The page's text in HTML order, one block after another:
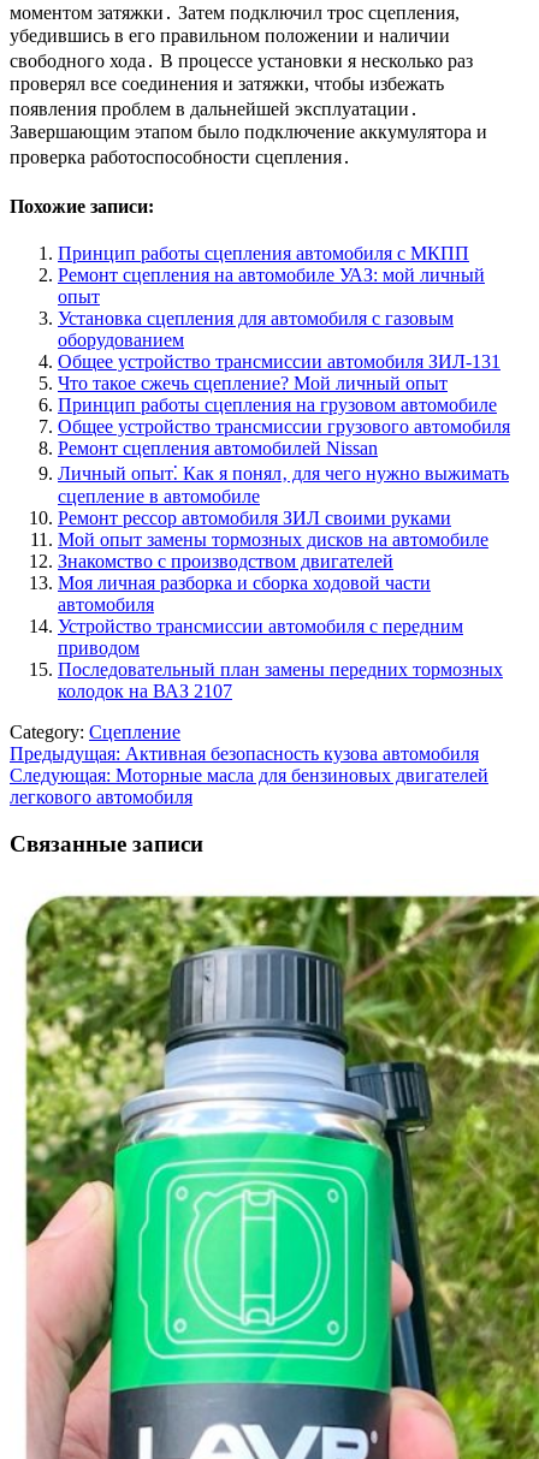
моментом затяжки․ Затем подключил трос сцепления,
убедившись в его правильном положении и наличии
свободного хода․ В процессе установки я несколько раз
проверял все соединения и затяжки, чтобы избежать
появления проблем в дальнейшей эксплуатации․
Завершающим этапом было подключение аккумулятора и
проверка работоспособности сцепления․
Похожие записи:
Принцип работы сцепления автомобиля с МКПП
Ремонт сцепления на автомобиле УАЗ: мой личный
опыт
Установка сцепления для автомобиля с газовым
оборудованием
Общее устройство трансмиссии автомобиля ЗИЛ-131
Что такое сжечь сцепление? Мой личный опыт
Принцип работы сцепления на грузовом автомобиле
Общее устройство трансмиссии грузового автомобиля
Ремонт сцепления автомобилей Nissan
Личный опыт⁚ Как я понял‚ для чего нужно выжимать
сцепление в автомобиле
Ремонт рессор автомобиля ЗИЛ своими руками
Мой опыт замены тормозных дисков на автомобиле
Знакомство с производством двигателей
Моя личная разборка и сборка ходовой части
автомобиля
Устройство трансмиссии автомобиля с передним
приводом
Последовательный план замены передних тормозных
колодок на ВАЗ 2107
Category: Сцепление
Навигация
по
Предыдущая: Активная безопасность кузова автомобиля
Следующая: Моторные масла для бензиновых двигателей
легкового автомобиля
Связанные записи